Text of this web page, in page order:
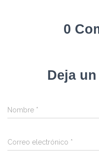
0
Deja
Nombre *
Correo electrónico *